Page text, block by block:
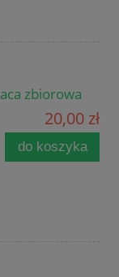
zbiorowa
20,00 zł
do koszyka